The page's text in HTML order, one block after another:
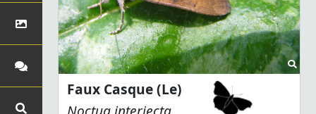
Faux Casque (Le)